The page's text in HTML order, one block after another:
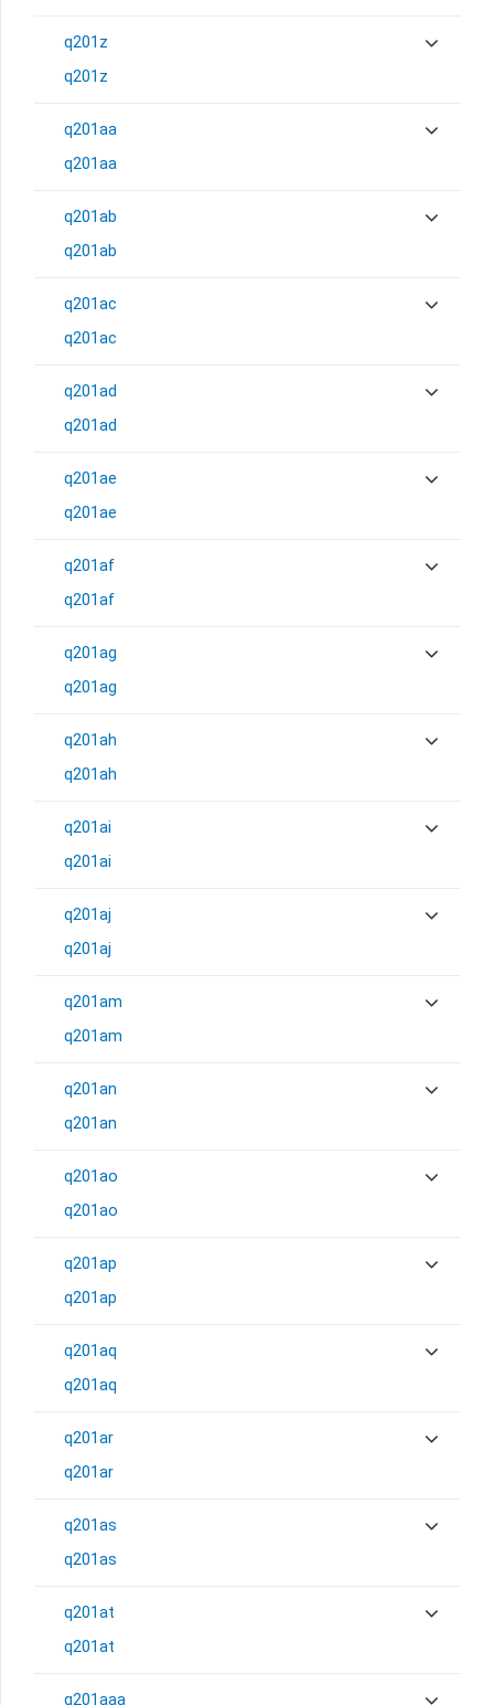
q201z
q201z
q201aa
q201aa
q201ab
q201ab
q201ac
q201ac
q201ad
q201ad
q201ae
q201ae
q201af
q201af
q201ag
q201ag
q201ah
q201ah
q201ai
q201ai
q201aj
q201aj
q201am
q201am
q201an
q201an
q201ao
q201ao
q201ap
q201ap
q201aq
q201aq
q201ar
q201ar
q201as
q201as
q201at
q201at
q201aaa